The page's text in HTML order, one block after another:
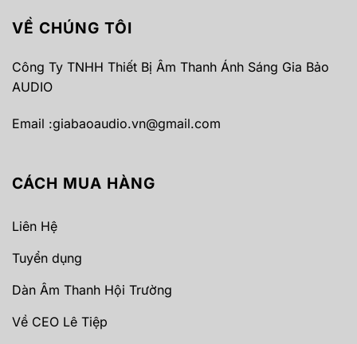
VỀ CHÚNG TÔI
Công Ty TNHH Thiết Bị Âm Thanh Ánh Sáng Gia Bảo
AUDIO
Email :giabaoaudio.vn@gmail.com
CÁCH MUA HÀNG
Liên Hệ
Tuyển dụng
Dàn Âm Thanh Hội Trường
Về CEO Lê Tiệp